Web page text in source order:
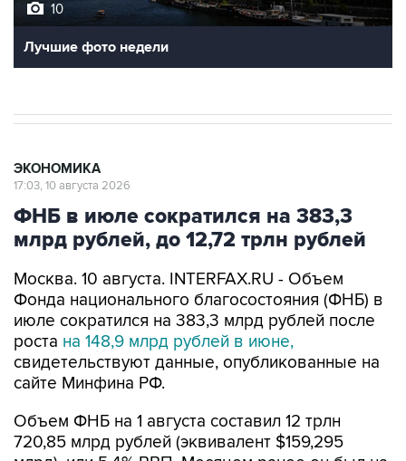
10
Лучшие фото недели
ЭКОНОМИКА
17:03, 10 августа 2026
ФНБ в июле сократился на 383,3
млрд рублей, до 12,72 трлн рублей
Москва. 10 августа. INTERFAX.RU - Объем
Фонда национального благосостояния (ФНБ) в
июле сократился на 383,3 млрд рублей после
роста на 148,9 млрд рублей в июне,
свидетельствуют данные, опубликованные на
сайте Минфина РФ.
Объем ФНБ на 1 августа составил 12 трлн
720,85 млрд рублей (эквивалент $159,295